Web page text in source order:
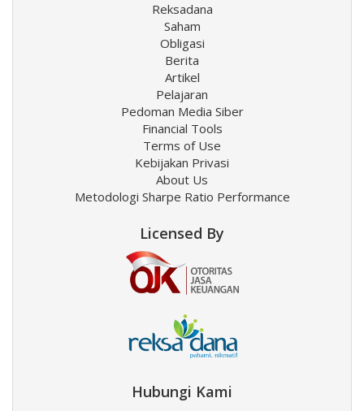
Reksadana
Saham
Obligasi
Berita
Artikel
Pelajaran
Pedoman Media Siber
Financial Tools
Terms of Use
Kebijakan Privasi
About Us
Metodologi Sharpe Ratio Performance
Licensed By
Hubungi Kami